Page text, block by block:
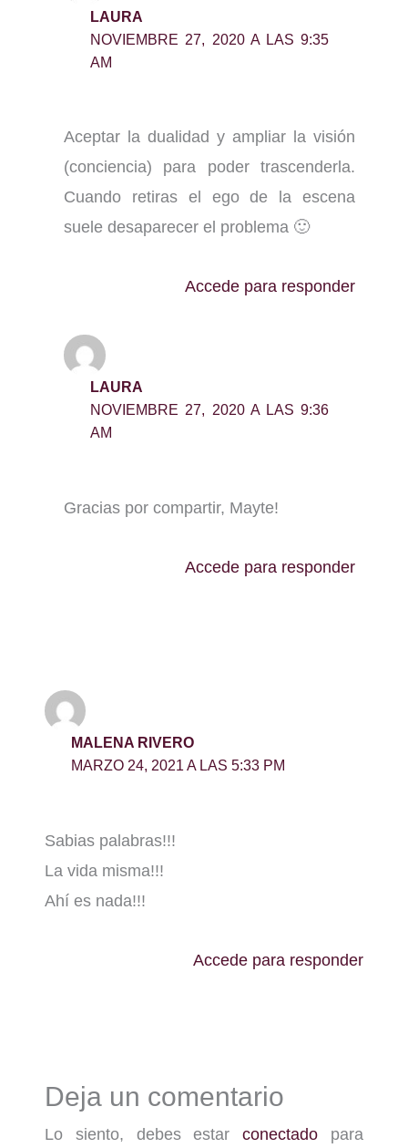
LAURA
NOVIEMBRE 27, 2020 A LAS 9:35
AM
Aceptar la dualidad y ampliar la visión
(conciencia) para poder trascenderla.
Cuando retiras el ego de la escena
suele desaparecer el problema 🙂
Accede para responder
LAURA
NOVIEMBRE 27, 2020 A LAS 9:36
AM
Gracias por compartir, Mayte!
Accede para responder
MALENA RIVERO
MARZO 24, 2021 A LAS 5:33 PM
Sabias palabras!!!
La vida misma!!!
Ahí es nada!!!
Accede para responder
Deja un comentario
Lo siento, debes estarconectado para